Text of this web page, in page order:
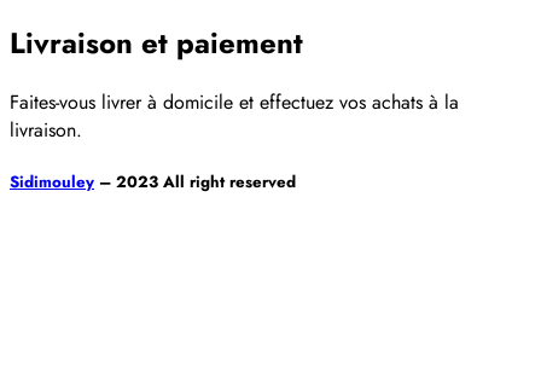
Livraison et paiement
Faites-vous livrer à domicile et effectuez vos achats à la
livraison.
Sidimouley – 2023 All right reserved